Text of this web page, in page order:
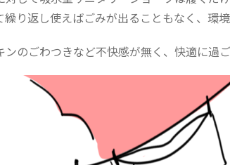
繰り返し使えばごみが出ることもなく、環
ンのごわつきなど不快感が無く、快適に過